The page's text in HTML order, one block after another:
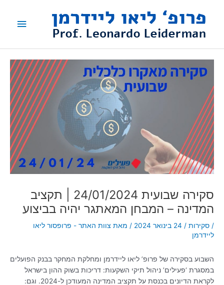
ראשי
סקירה שבועית 24/01/2024 | תקציב
המדינה – המבחן המאתגר יהיה בביצוע
/ סקירות / 24 בינואר 2024 / מאת צוות האתר - פרופסור ליאו
ליידרמן
השבוע בסקירה של פרופ’ ליאו ליידרמן ומחלקת המחקר בבנק הפועלים
במסגרת ‘פעילים’ ניהול תיקי השקעות: דריכות בשוק ההון בישראל
לקראת הדיונים בכנסת על תקציב המדינה המעודכן ל-2024. וגם: